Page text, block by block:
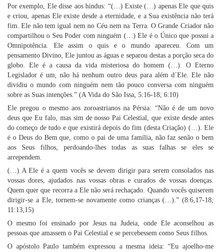
Por exemplo, Ele disse aos hindus: “(…) Existe (…) apenas Ele que quis
e criou, apenas Ele existe desde a eternidade, e a Sua existência não terá
fim. Ele não tem igual nem no Céu nem na Terra. O Grande Criador não
compartilhou o Seu Poder com ninguém (…) Ele é o Único que possui a
Omnipotência. Ele assim o quis e o mundo apareceu. Com um
pensamento Divino, Ele juntou as águas e separou destas a porção seca do
globo. Ele é a causa da vida misteriosa do homem (…). O Eterno
Legislador é um, não há nenhum outro deus para além d´Ele. Ele não
dividiu o mundo com ninguém nem tão pouco conversa com ninguém
sobre as Suas intenções.” (A Vida do São Issa, 5:16-18; 6:10)
Ele pregou o mesmo aos zoroastrianos na Pérsia: “Não é de um novo
deus que Eu falo, mas sim de nosso Pai Celestial, que existe desde antes
do começo de tudo e que existirá depois do fim (desta Criação) (…). Ele
é o Deus do Bem que, como o pai de uma família, não faz senão o bem
aos Seus filhos, perdoando-lhes todas as suas falhas se eles se
arrependem.
(…) A Ele é a quem vocês se devem dirigir para serem consolados nas
vossas dores, ajudados nas vossas obras e curados de vossas doenças.
Quem quer que recorra a Ele não será rechaçado. Quando vocês quiserem
dirigir-se a Ele, tornem-se novamente como crianças (…).” (8:6,17-18;
11:13,15)
O mesmo foi ensinado por Jesus na Judeia, onde Ele aconselhou as
pessoas que amassem o Pai Celestial e se percebessem como Seus filhos.
O apóstolo Paulo também expressou a mesma ideia: “Eu ajoelho-me